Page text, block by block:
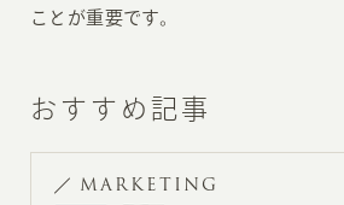
ことが重要です。
おすすめ記事
MARKETING